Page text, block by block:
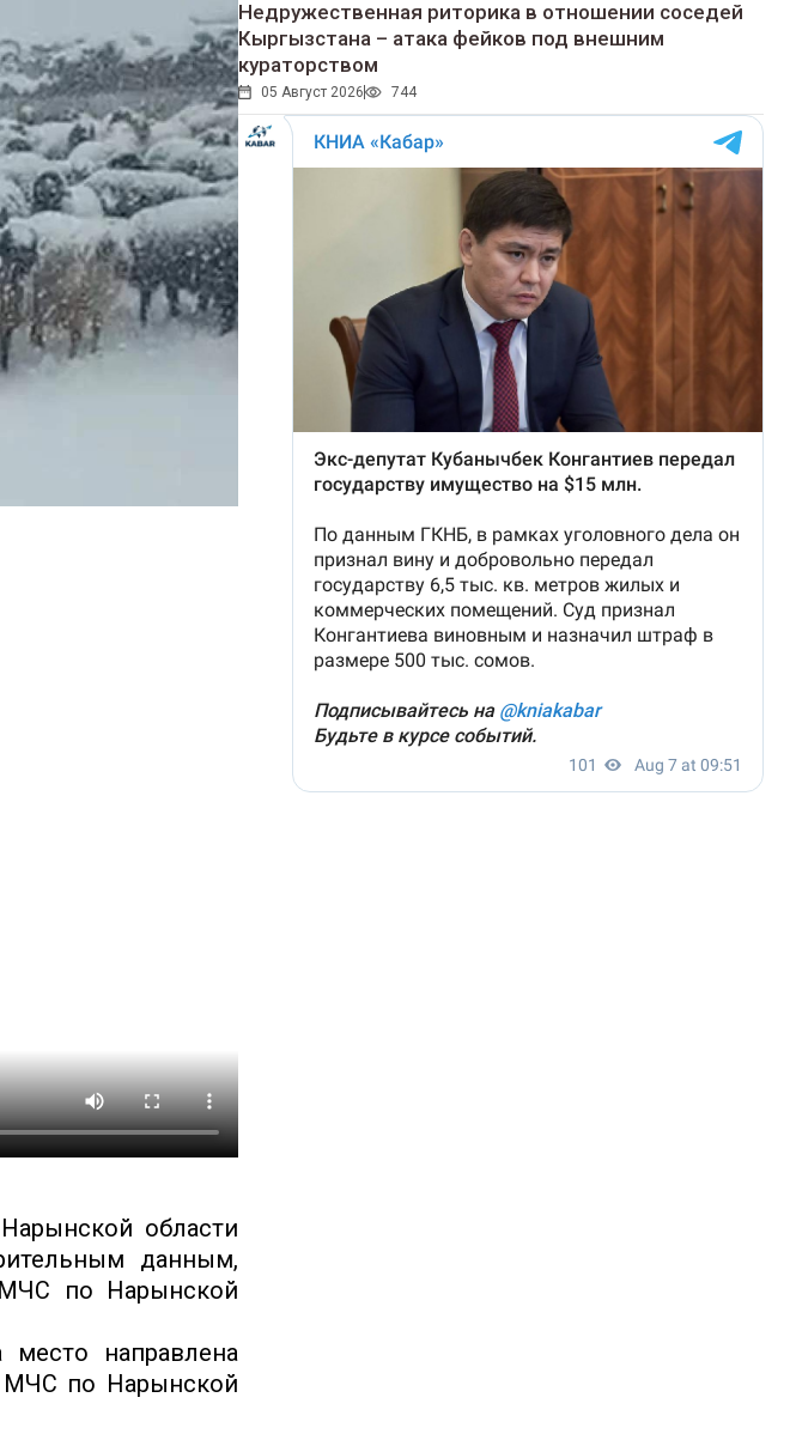
области
данным,
МЧС по Нарынской
направлена
МЧС по Нарынской
Недружественная риторика в отношении соседей
Кыргызстана – атака фейков под внешним
кураторством
05 Август 2026 744